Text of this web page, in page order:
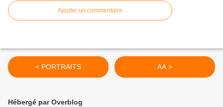
Ajouter un commentaire
< PORTRAITS AA >
Hébergé par Overblog